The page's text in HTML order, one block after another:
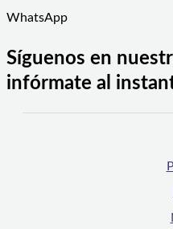
WhatsApp
Síguenos en
infórmate al